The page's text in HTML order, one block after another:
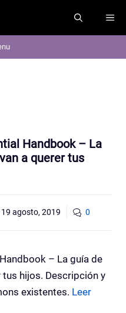
Handbook – La
a querer tus
19 agosto, 2019 0
– La guía de
tus hijos. Descripción y
existentes. Leer